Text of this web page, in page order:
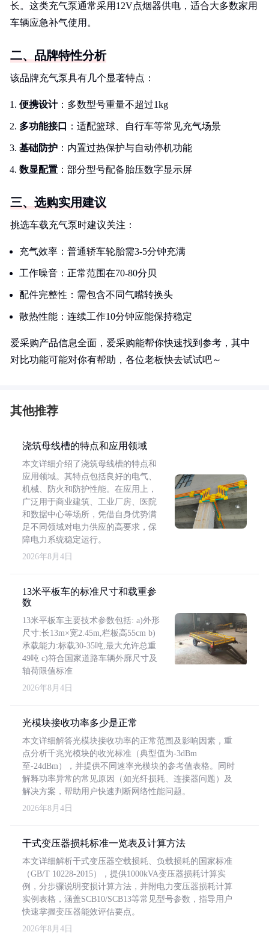
长。这类充气泵通常采用12V点烟器供电，适合大多数家用
车辆应急补气使用。
二、品牌特性分析
该品牌充气泵具有几个显著特点：
便携设计：多数型号重量不超过1kg
多功能接口 ：适配篮球、自行车等常见充气场景
基础防护 ：内置过热保护与自动停机功能
数显配置 ：部分型号配备胎压数字显示屏
三、选购实用建议
挑选车载充气泵时建议关注：
充气效率：普通轿车轮胎需3-5分钟充满
工作噪音：正常范围在70-80分贝
配件完整性：需包含不同气嘴转换头
散热性能：连续工作10分钟应能保持稳定
爱采购产品信息全面，爱采购能帮你快速找到参考，其中
对比功能可能对你有帮助，各位老板快去试试吧～
其他推荐
浇筑母线槽的特点和应用领域
本文详细介绍了浇筑母线槽的特点和
应用领域。其特点包括良好的电气、
机械、防火和防护性能。在应用上，
广泛用于商业建筑、工业厂房、医院
和数据中心等场所，凭借自身优势满
足不同领域对电力供应的高要求，保
障电力系统稳定运行。
2026年8月4日
13米平板车的标准尺寸和载重参
数
13米平板车主要技术参数包括: a)外形
尺寸:长13m×宽2.45m,栏板高55cm b)
承载能力:标载30-35吨,最大允许总重
49吨 c)符合国家道路车辆外廓尺寸及
轴荷限值标准
2026年8月4日
光模块接收功率多少是正常
本文详细解答光模块接收功率的正常范围及影响因素，重
点分析千兆光模块的收光标准（典型值为-3dBm
至-24dBm），并提供不同速率光模块的参考值表格。同时
解释功率异常的常见原因（如光纤损耗、连接器问题）及
解决方案，帮助用户快速判断网络性能问题。
2026年8月4日
干式变压器损耗标准一览表及计算方法
本文详细解析干式变压器空载损耗、负载损耗的国家标准
（GB/T 10228-2015），提供1000kVA变压器损耗计算实
例，分步骤说明变损计算方法，并附电力变压器损耗计算
实例表格，涵盖SCB10/SCB13等常见型号参数，指导用户
快速掌握变压器能效评估要点。
2026年8月4日